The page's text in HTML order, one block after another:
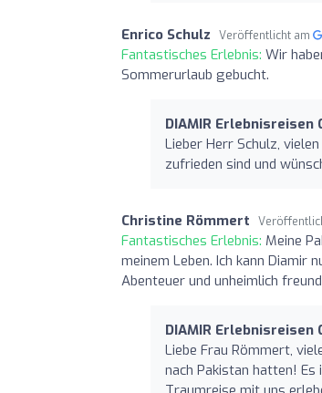
Enrico Schulz Veröffentlicht am
Fantastisches Erlebnis: Wir
Sommerurlaub gebucht.
DIAMIR Erlebnisreisen
Lieber Herr Schulz,
zufrieden sind und
Christine Römmert
Fantastisches Erlebnis: Meine
meinem Leben. Ich kann Diamir
Abenteuer und unheimlich
DIAMIR Erlebnisreisen
Liebe Frau Römmert,
nach Pakistan hatten!